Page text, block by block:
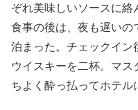
ぞれ美味しいソースに絡
食事の後は、夜も遅いの
泊まった。チェックイン
ウイスキーを二杯。マ
ちよく酔っ払ってホテル